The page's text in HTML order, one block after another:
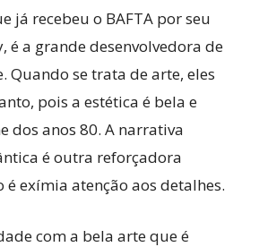
já recebeu o BAFTA por seu
é a grande desenvolvedora de
Quando se trata de arte, eles
pois a estética é bela e
dos anos 80. A narrativa
é outra reforçadora
exímia atenção aos detalhes.
com a bela arte que é